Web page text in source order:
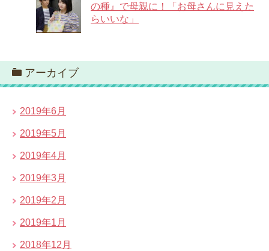
の種』で母親に！「お母さんに見えた
らいいな」
アーカイブ
2019年6月
2019年5月
2019年4月
2019年3月
2019年2月
2019年1月
2018年12月